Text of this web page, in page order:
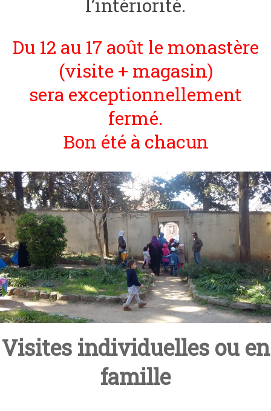
l’intériorité.
Du 12 au 17 août le monastère
(visite + magasin)
sera exceptionnellement
fermé.
Bon été à chacun
Visites individuelles ou en
famille